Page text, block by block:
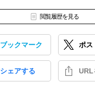
閲覧履歴を見る
ブックマーク ポス
シェアする URL